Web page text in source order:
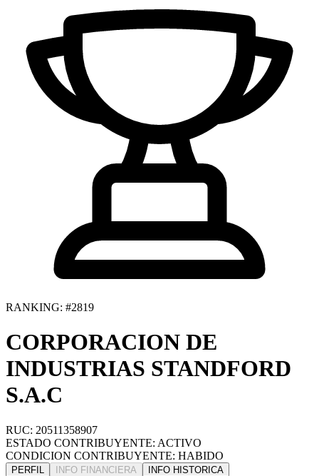
RANKING: #2819
CORPORACION DE
INDUSTRIAS STANDFORD
S.A.C
RUC: 20511358907
ESTADO CONTRIBUYENTE: ACTIVO
CONDICION CONTRIBUYENTE: HABIDO
PERFIL INFO FINANCIERA
INFO HISTORICA